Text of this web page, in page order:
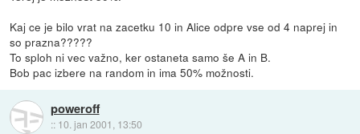
Kaj ce je bilo vrat na zacetku 10 in Alice odpre vse od 4 naprej in
so prazna?????
To sploh ni vec važno, ker ostaneta samo še A in B.
Bob pac izbere na random in ima 50% možnosti.
poweroff
:: 10. jan 2001, 13:50